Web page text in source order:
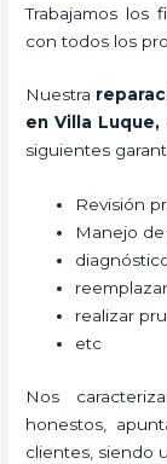
Trabajamos los
con todos los
Nuestra
en Villa Luque,
siguientes
Revisión
Manejo
realizar
etc
Nos
honestos,
clientes, siendo